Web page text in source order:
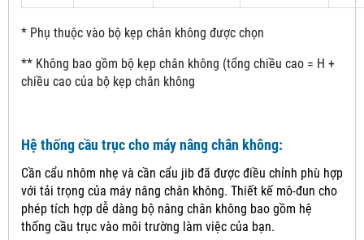
* Phụ thuộc vào bộ kẹp chân không được chọn
** Không bao gồm bộ kẹp chân không (tổng chiều cao = H +
chiều cao của bộ kẹp chân không
Hệ thống cầu trục cho máy nâng chân không:
Cần cẩu nhôm nhẹ và cần cẩu jib đã được điều chỉnh phù hợp
với tải trọng của máy nâng chân không. Thiết kế mô-đun cho
phép tích hợp dễ dàng bộ nâng chân không bao gồm hệ
thống cầu trục vào môi trường làm việc của bạn.